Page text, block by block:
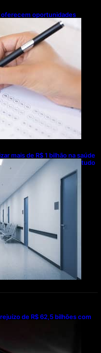
oportunidades
mais de R$ 1 bilhão na saúde
do saneamento, aponta estudo
de R$ 62,5 bilhões com